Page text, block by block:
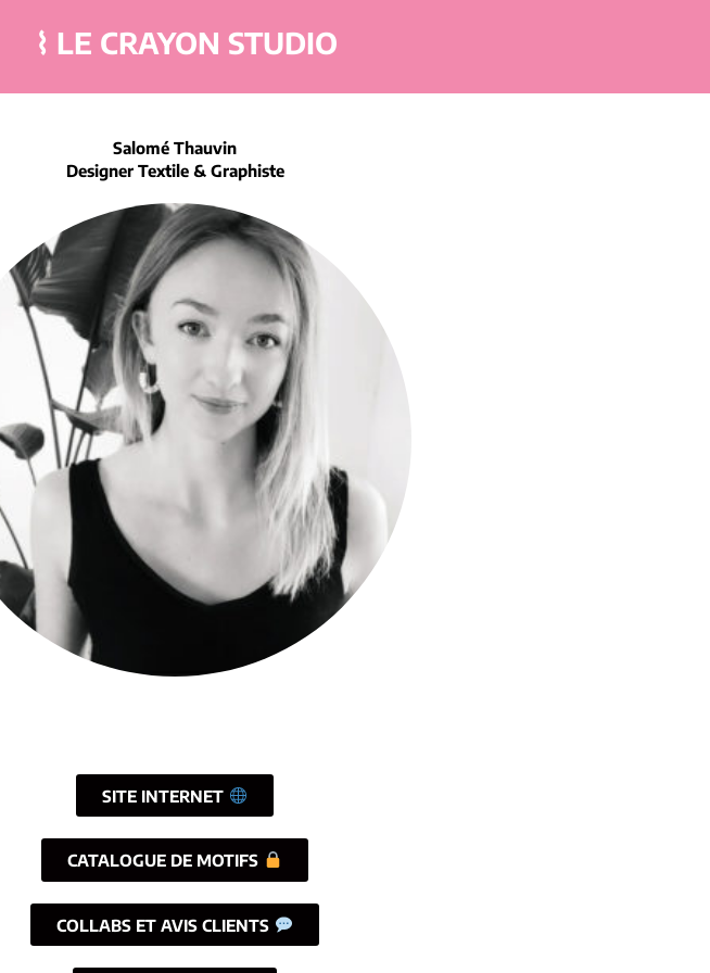
⌇ LE CRAYON STUDIO
Salomé Thauvin
Designer Textile & Graphiste
SITE INTERNET
CATALOGUE DE MOTIFS
COLLABS ET AVIS CLIENTS